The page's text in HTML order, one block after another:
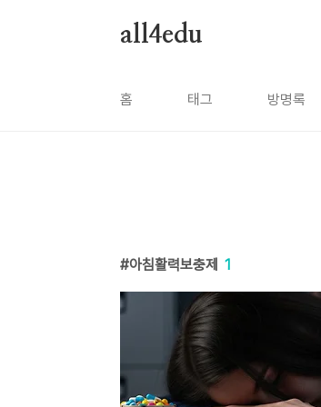
all4edu
홈 태그 방명록
아침활력보충제 1